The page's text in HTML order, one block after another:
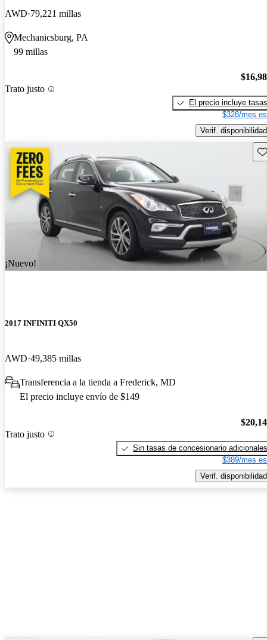
AWD 79,221 millas
Mechanicsburg, PA
99 millas
Trato justo
El precio incluye tasas
$328/mes
Verif. disponibilidad
¡Nuevo!
2017 INFINITI QX50
AWD 49,385 millas
Transferencia a la tienda a Frederick, MD
El precio incluye envío de $149
Trato justo
Sin tasas de concesionario adicionales
$389/mes
Verif. disponibilidad